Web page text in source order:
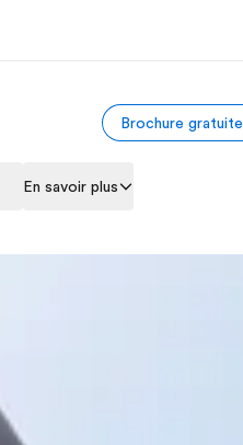
nous ?
Brochure gratuite
En savoir plus